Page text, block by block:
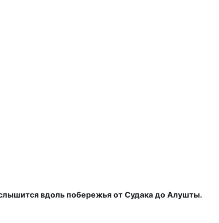
вдоль побережья от Судака до Алушты.